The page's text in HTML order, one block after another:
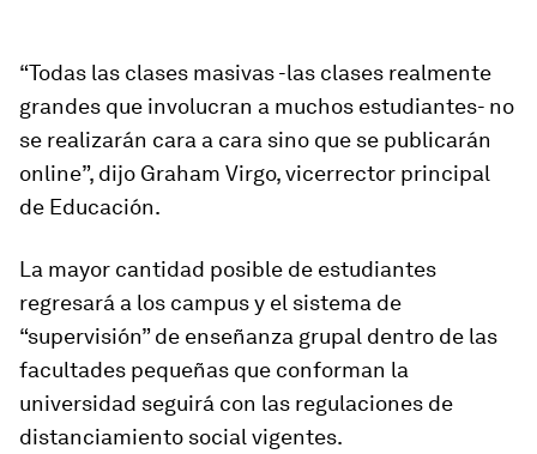
“Todas las clases masivas -las clases realmente
grandes que involucran a muchos estudiantes- no
se realizarán cara a cara sino que se publicarán
online”, dijo Graham Virgo, vicerrector principal
de Educación.
La mayor cantidad posible de estudiantes
regresará a los campus y el sistema de
“supervisión” de enseñanza grupal dentro de las
facultades pequeñas que conforman la
universidad seguirá con las regulaciones de
distanciamiento social vigentes.